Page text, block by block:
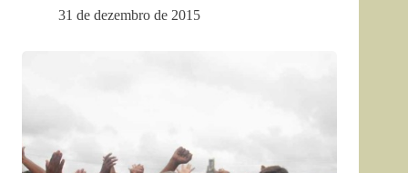
31 de dezembro de 2015